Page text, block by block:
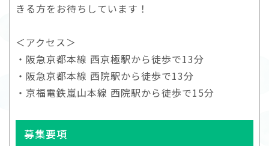
きる方をお待ちしています！
＜アクセス＞
・阪急京都本線 西京極駅から徒歩で13分
・阪急京都本線 西院駅から徒歩で13分
・京福電鉄嵐山本線 西院駅から徒歩で15分
募集要項